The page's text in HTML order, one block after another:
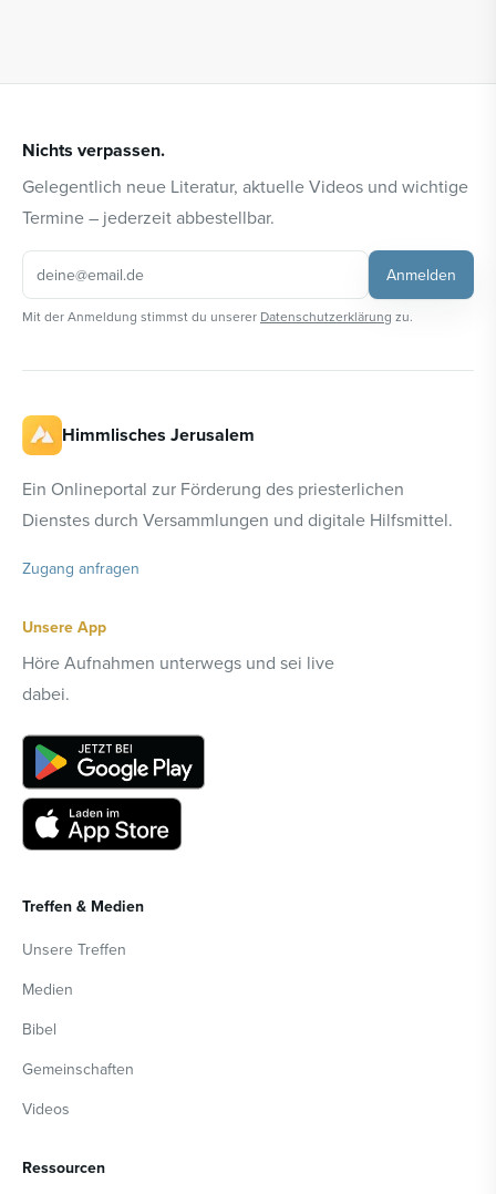
Nichts verpassen.
Gelegentlich neue Literatur, aktuelle Videos und wichtige
Termine – jederzeit abbestellbar.
Anmelden
Mit der Anmeldung stimmst du unserer Datenschutzerklärung zu.
Himmlisches Jerusalem
Ein Onlineportal zur Förderung des priesterlichen
Dienstes durch Versammlungen und digitale Hilfsmittel.
Zugang anfragen
Unsere App
Höre Aufnahmen unterwegs und sei live
dabei.
Treffen & Medien
Unsere Treffen
Medien
Bibel
Gemeinschaften
Videos
Ressourcen